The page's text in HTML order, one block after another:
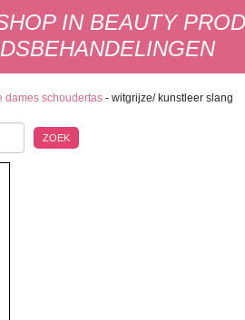
IN BEAUTY
dames schoudertas -witgrijze/ kunstleer slang
ZOEK